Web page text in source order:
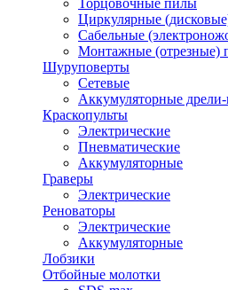
Торцовочные пилы
Циркулярные
Сабельные
Монтажные (отрезные)
Шуруповерты
Сетевые
Аккумуляторные
Краскопульты
Электрические
Пневматические
Аккумуляторные
Граверы
Электрические
Реноваторы
Электрические
Аккумуляторные
Лобзики
Отбойные молотки